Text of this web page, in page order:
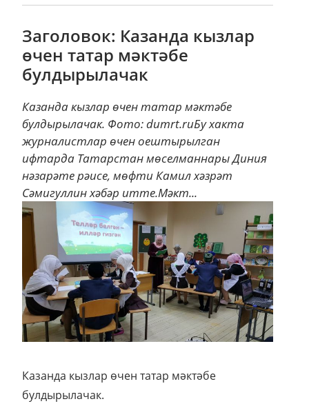
Заголовок: Казанда кызлар
өчен татар мәктәбе
булдырылачак
Казанда кызлар өчен татар мәктәбе
булдырылачак. Фото: dumrt.ruБу хакта
журналистлар өчен оештырылган
ифтарда Татарстан мөселманнары Диния
нәзарәте рәисе, мөфти Камил хәзрәт
Сәмигуллин хәбәр итте.Мәкт...
Казанда кызлар өчен татар мәктәбе
булдырылачак.